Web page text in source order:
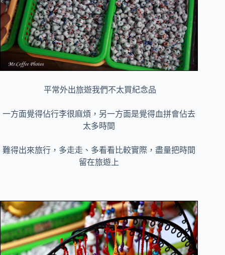
平常外出旅遊我們不太買紀念品
一方面覺得佔行李很麻煩，另一方面是覺得血拼會佔去
太多時間
難得出來旅行，多走走、多看看比較實際，盡量把時間
留在旅遊上